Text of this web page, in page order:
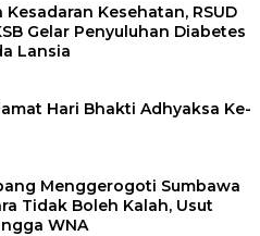
Kesehatan, RSUD
Gelar Penyuluhan Diabetes
Lansia
Hari Bhakti Adhyaksa Ke-
Menggerogoti Sumbawa
Tidak Boleh Kalah, Usut
WNA